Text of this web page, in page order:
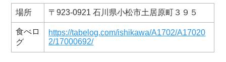
場所 〒923-0921 石川県小松市土居原町３９５
食べロ
グ
https://tabelog.com/ishikawa/A1702/A17020
2/17000692/